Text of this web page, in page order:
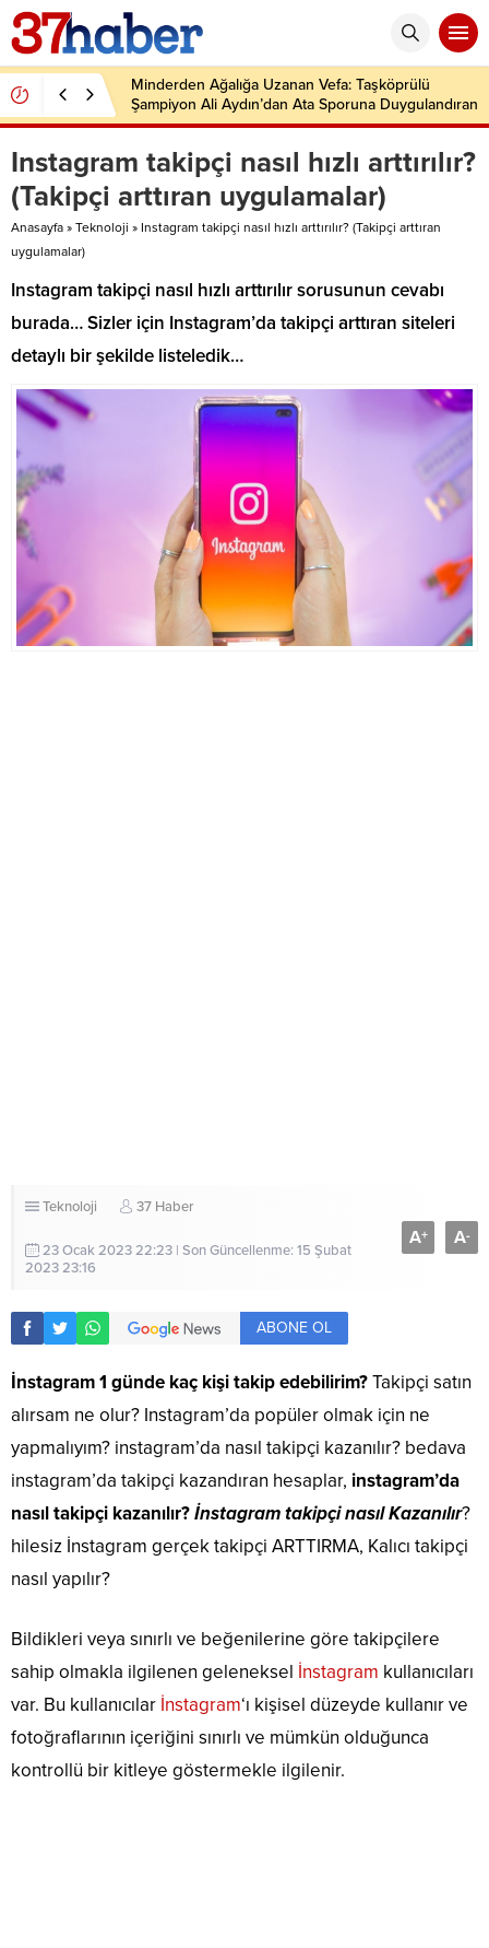
Minderden Ağalığa Uzanan Vefa: Taşköprülü
Şampiyon Ali Aydın’dan Ata Sporuna Duygulandıran
Dönüş
Instagram takipçi nasıl hızlı arttırılır?
(Takipçi arttıran uygulamalar)
Anasayfa » Teknoloji » Instagram takipçi nasıl hızlı arttırılır? (Takipçi arttıran
uygulamalar)
Instagram takipçi nasıl hızlı arttırılır sorusunun cevabı
burada… Sizler için Instagram’da takipçi arttıran siteleri
detaylı bir şekilde listeledik…
Teknoloji 37 Haber
23 Ocak 2023 22:23 | Son Güncellenme: 15 Şubat
2023 23:16
A+ A-
ABONE OL
İnstagram 1 günde kaç kişi takip edebilirim?Takipçi satın
alırsam ne olur? Instagram’da popüler olmak için ne
yapmalıyım? instagram’da nasıl takipçi kazanılır? bedava
instagram’da takipçi kazandıran hesaplar, instagram’da
nasıl takipçi kazanılır?İnstagram takipçi nasıl Kazanılır?
hilesiz İnstagram gerçek takipçi ARTTIRMA, Kalıcı takipçi
nasıl yapılır?
Bildikleri veya sınırlı ve beğenilerine göre takipçilere
sahip olmakla ilgilenen geleneksel İnstagram kullanıcıları
var. Bu kullanıcılar İnstagram‘ı kişisel düzeyde kullanır ve
fotoğraflarının içeriğini sınırlı ve mümkün olduğunca
kontrollü bir kitleye göstermekle ilgilenir.